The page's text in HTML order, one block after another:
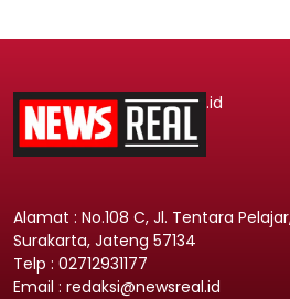
.id
Alamat : No.108 C, Jl. Tentara
Surakarta, Jateng 57134
Telp : 02712931177
Email : redaksi@newsreal.id